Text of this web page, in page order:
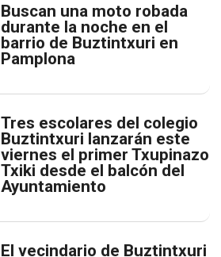
Buscan una moto robada
durante la noche en el
barrio de Buztintxuri en
Pamplona
Tres escolares del colegio
Buztintxuri lanzarán este
viernes el primer Txupinazo
Txiki desde el balcón del
Ayuntamiento
El vecindario de Buztintxuri